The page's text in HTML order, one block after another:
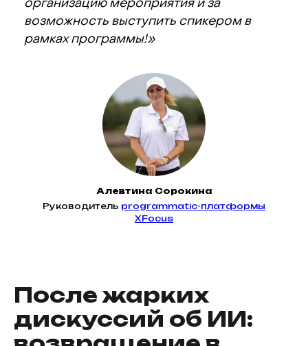
возможность выступить спикером в
рамках программы!»
Алевтина Сорокина
Руководитель programmatic-платформы
ХFocus
После жарких
дискуссий об ИИ: